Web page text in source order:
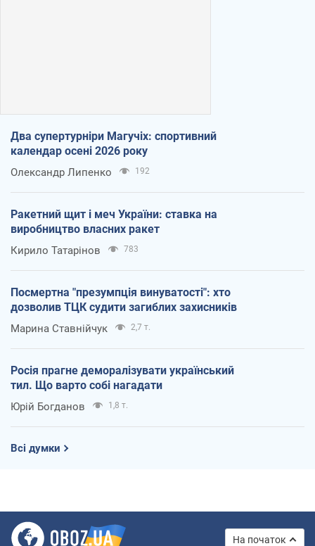
Два супертурніри Магучіх: спортивний
календар осені 2026 року
Олександр Липенко 192
Ракетний щит і меч України: ставка на
виробництво власних ракет
Кирило Татарінов 783
Посмертна "презумпція винуватості": хто
дозволив ТЦК судити загиблих захисників
Марина Ставнійчук 2,7 т.
Росія прагне деморалізувати український
тил. Що варто собі нагадати
Юрій Богданов 1,8 т.
Всі думки
На початок